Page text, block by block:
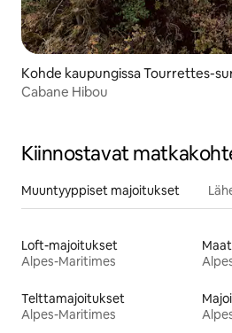
Kohde kaupungissa Tourrettes-
Cabane Hibou
Kiinnostavat
Muuntyyppiset majoitukset
Loft-majoitukset
Alpes-Maritimes
Telttamajoitukset
Alpes-Maritimes